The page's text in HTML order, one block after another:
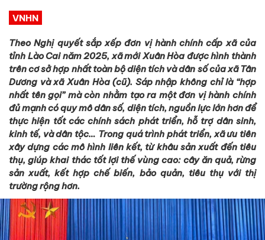
VNHN
Theo Nghị quyết sắp xếp đơn vị hành chính cấp xã của
tỉnh Lào Cai năm 2025, xã mới Xuân Hòa được hình thành
trên cơ sở hợp nhất toàn bộ diện tích và dân số của xã Tân
Dương và xã Xuân Hòa (cũ). Sáp nhập không chỉ là “hợp
nhất tên gọi” mà còn nhằm tạo ra một đơn vị hành chính
đủ mạnh có quy mô dân số, diện tích, nguồn lực lớn hơn để
thực hiện tốt các chính sách phát triển, hỗ trợ dân sinh,
kinh tế, và dân tộc… Trong quá trình phát triển, xã ưu tiên
xây dựng các mô hình liên kết, từ khâu sản xuất đến tiêu
thụ, giúp khai thác tốt lợi thế vùng cao: cây ăn quả, rừng
sản xuất, kết hợp chế biến, bảo quản, tiêu thụ với thị
trường rộng hơn.